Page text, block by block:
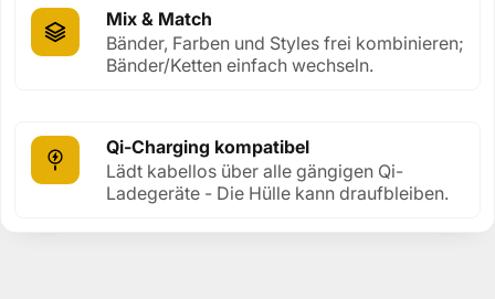
Mix & Match
Bänder, Farben und Styles frei kombinieren;
Bänder/Ketten einfach wechseln.
Qi-Charging kompatibel
Lädt kabellos über alle gängigen Qi-
Ladegeräte - Die Hülle kann draufbleiben.